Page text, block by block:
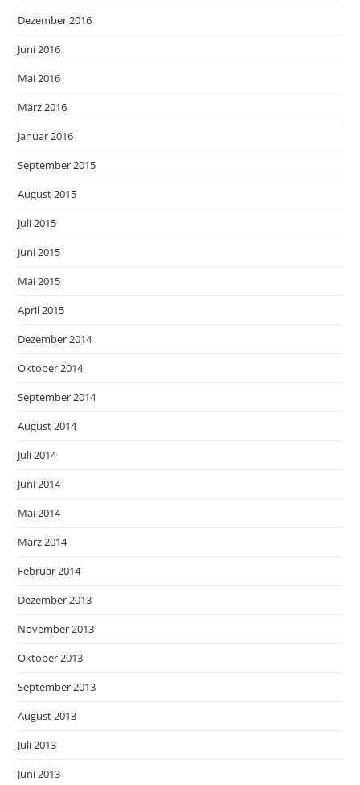
Dezember 2016
Juni 2016
Mai 2016
März 2016
Januar 2016
September 2015
August 2015
Juli 2015
Juni 2015
Mai 2015
April 2015
Dezember 2014
Oktober 2014
September 2014
August 2014
Juli 2014
Juni 2014
Mai 2014
März 2014
Februar 2014
Dezember 2013
November 2013
Oktober 2013
September 2013
August 2013
Juli 2013
Juni 2013